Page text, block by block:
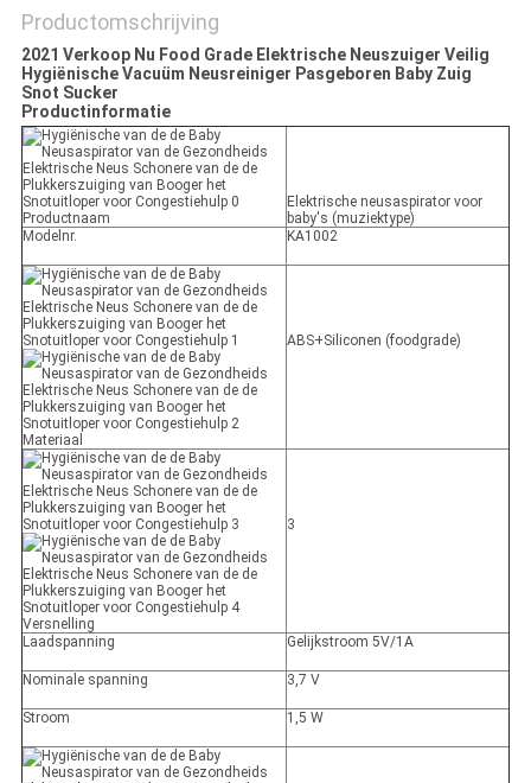
Productomschrijving
2021 Verkoop Nu Food Grade Elektrische Neuszuiger Veilig
Hygiënische Vacuüm Neusreiniger Pasgeboren Baby Zuig
Snot Sucker
Productinformatie
Productnaam
Elektrische neusaspirator voor
baby's (muziektype)
Modelnr.
KA1002
Materiaal
ABS+Siliconen (foodgrade)
Versnelling
3
Laadspanning Gelijkstroom 5V/1A
Nominale spanning 3,7 V
Stroom 1,5 W